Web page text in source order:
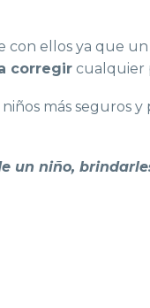
ellos ya que
corregir cualquier
más seguros
un niño,